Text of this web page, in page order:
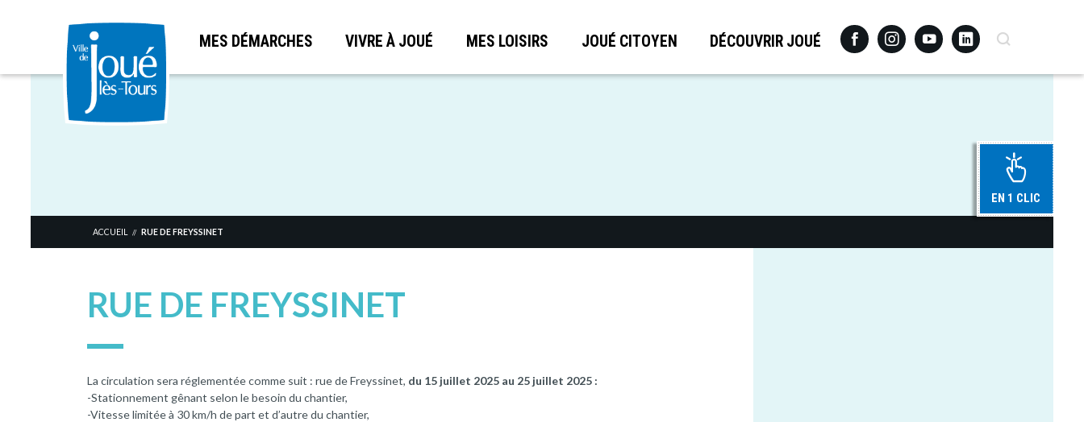
Aller
MES DÉMARCHES VIVRE À JOUÉ MES LOISIRS JOUÉ CITOYEN DÉCOUVRIR JOUÉ FacebookInstagramYoutubeLinkedinRecherche
EN 1 CLIC
ACCUEIL // RUE DE FREYSSINET
RUE DE FREYSSINET
La circulation sera réglementée comme suit : rue de Freyssinet, du 15 juillet 2025 au 25 juillet 2025 :
-Stationnement gênant selon le besoin du chantier,
-Vitesse limitée à 30 km/h de part et d’autre du chantier,